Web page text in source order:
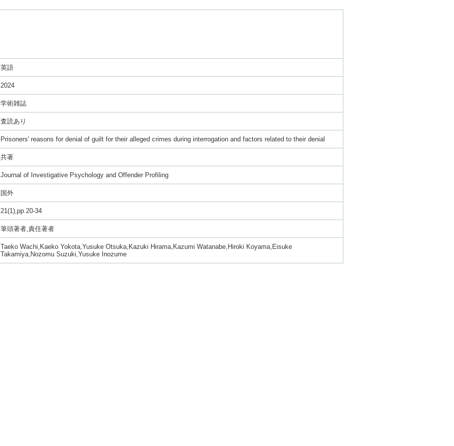
英語
2024
学術雑誌
査読あり
Prisoners' reasons for denial of guilt for their alleged crimes during interrogation and factors related to their denial
共著
Journal of Investigative Psychology and Offender Profiling
国外
21(1),pp.20-34
筆頭著者,責任著者
Taeko Wachi,Kaeko Yokota,Yusuke Otsuka,Kazuki Hirama,Kazumi Watanabe,Hiroki Koyama,Eisuke
Takamiya,Nozomu Suzuki,Yusuke Inozume